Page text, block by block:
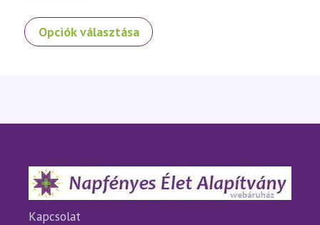
Opciók választása
Ennek
a
A
termékoldalon
választhatók
ki
Kapcsolat